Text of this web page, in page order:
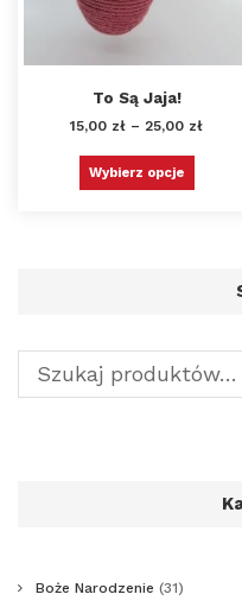
To Są Jaja!
15,00 zł – 25,00 zł
Wybierz opcje
Boże Narodzenie (31)